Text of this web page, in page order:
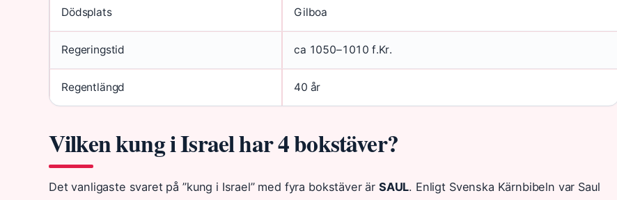
Dödsplats Gilboa
Regeringstid ca 1050–1010 f.Kr.
Regentlängd 40 år
Vilken kung i Israel har 4 bokstäver?
Det vanligaste svaret på ”kung i Israel” med fyra bokstäver är SAUL. Enligt Svenska Kärnbibeln var Saul